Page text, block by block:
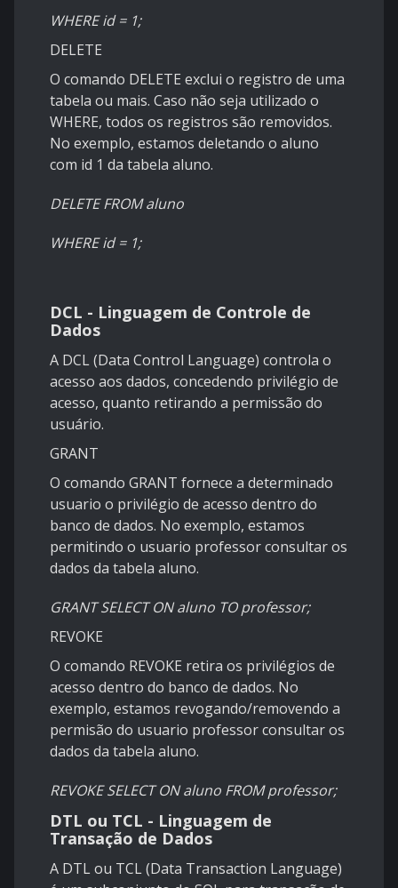
WHERE id = 1;
DELETE
O comando DELETE exclui o registro de uma
tabela ou mais. Caso não seja utilizado o
WHERE, todos os registros são removidos.
No exemplo, estamos deletando o aluno
com id 1 da tabela aluno.
DELETE FROM aluno
WHERE id = 1;
DCL - Linguagem de Controle de
Dados
A DCL (Data Control Language) controla o
acesso aos dados, concedendo privilégio de
acesso, quanto retirando a permissão do
usuário.
GRANT
O comando GRANT fornece a determinado
usuario o privilégio de acesso dentro do
banco de dados. No exemplo, estamos
permitindo o usuario professor consultar os
dados da tabela aluno.
GRANT SELECT ON aluno TO professor;
REVOKE
O comando REVOKE retira os privilégios de
acesso dentro do banco de dados. No
exemplo, estamos revogando/removendo a
permisão do usuario professor consultar os
dados da tabela aluno.
REVOKE SELECT ON aluno FROM professor;
DTL ou TCL - Linguagem de
Transação de Dados
A DTL ou TCL (Data Transaction Language)